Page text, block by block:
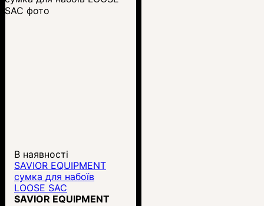
В наявності
SAVIOR EQUIPMENT
сумка для набоїв
LOOSE SAC
SAVIOR EQUIPMENT